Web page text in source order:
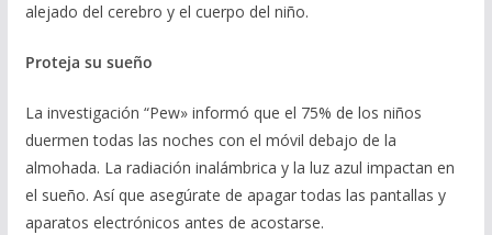
alejado del cerebro y el cuerpo del niño.
Proteja su sueño
La investigación “Pew» informó que el 75% de los niños
duermen todas las noches con el móvil debajo de la
almohada. La radiación inalámbrica y la luz azul impactan en
el sueño. Así que asegúrate de apagar todas las pantallas y
aparatos electrónicos antes de acostarse.